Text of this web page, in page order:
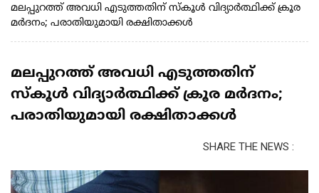
മലപ്പുറത്ത് അവധി എടുത്തതിന് സ്കൂൾ വിദ്യാർത്ഥിക്ക് ക്രൂര
മർദനം; പരാതിയുമായി രക്ഷിതാക്കൾ
മലപ്പുറത്ത് അവധി എടുത്തതിന്
സ്കൂൾ വിദ്യാർത്ഥിക്ക് ക്രൂര മർദനം;
പരാതിയുമായി രക്ഷിതാക്കൾ
SHARE THE NEWS :